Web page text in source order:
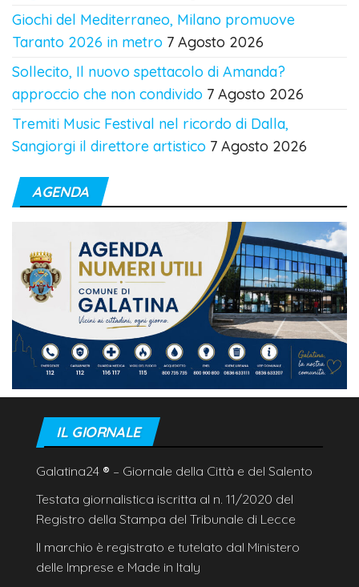
Giochi del Mediterraneo, Milano promuove
Taranto 2026 in metro 7 Agosto 2026
Sollecito, Il nuovo spettacolo di Amanda?
approccio che non condivido 7 Agosto 2026
Tremiti Music Festival nel ricordo di Dalla,
Sangiorgi il direttore artistico 7 Agosto 2026
AGENDA
IL GIORNALE
Galatina24 ® – Giornale della Città e del Salento
Testata giornalistica iscritta al n. 11/2020 del
Registro della Stampa del Tribunale di Lecce
Il marchio è registrato e tutelato dal Ministero
delle Imprese e Made in Italy